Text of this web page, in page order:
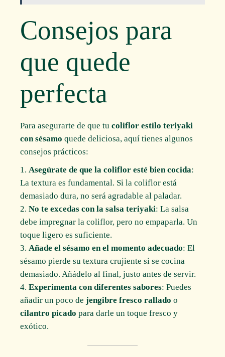
Consejos para
que quede
perfecta
Para asegurarte de que tucoliflor estilo teriyaki
con sésamo quede deliciosa, aquí tienes algunos
consejos prácticos:
Asegúrate de que la coliflor esté bien cocida:
La textura es fundamental. Si la coliflor está
demasiado dura, no será agradable al paladar.
No te excedas con la salsa teriyaki: La salsa
debe impregnar la coliflor, pero no empaparla. Un
toque ligero es suficiente.
Añade el sésamo en el momento adecuado: El
sésamo pierde su textura crujiente si se cocina
demasiado. Añádelo al final, justo antes de servir.
Experimenta con diferentes sabores: Puedes
añadir un poco dejengibre fresco rallado o
cilantro picado para darle un toque fresco y
exótico.